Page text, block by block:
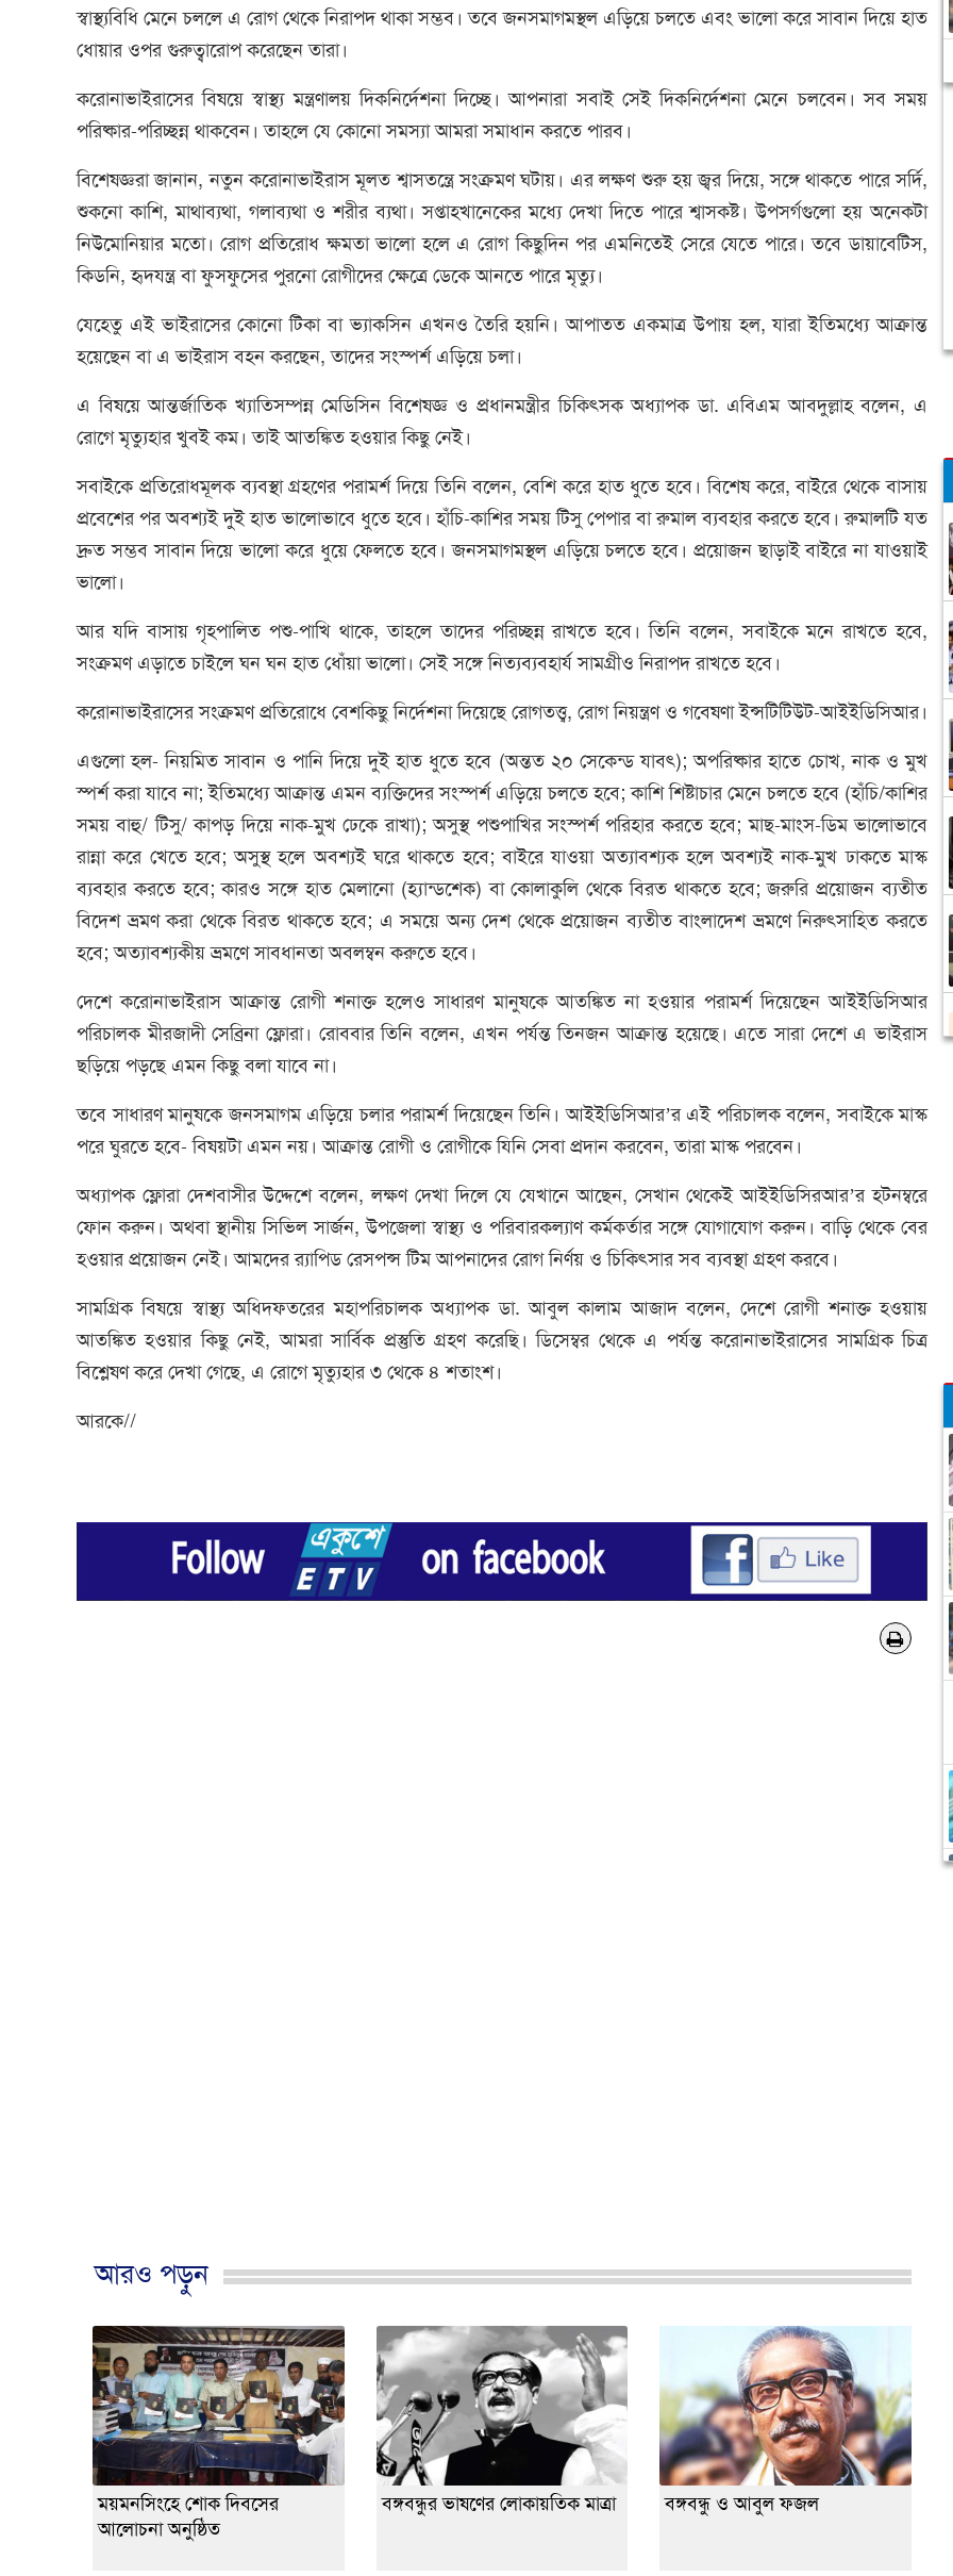
স্বাস্থ্যবিধি মেনে চললে এ রোগ থেকে নিরাপদ থাকা সম্ভব। তবে জনসমাগমস্থল এড়িয়ে চলতে এবং ভালো করে সাবান দিয়ে হাত
ধোয়ার ওপর গুরুত্বারোপ করেছেন তারা।
করোনাভাইরাসের বিষয়ে স্বাস্থ্য মন্ত্রণালয় দিকনির্দেশনা দিচ্ছে। আপনারা সবাই সেই দিকনির্দেশনা মেনে চলবেন। সব সময়
পরিষ্কার-পরিচ্ছন্ন থাকবেন। তাহলে যে কোনো সমস্যা আমরা সমাধান করতে পারব।
বিশেষজ্ঞরা জানান, নতুন করোনাভাইরাস মূলত শ্বাসতন্ত্রে সংক্রমণ ঘটায়। এর লক্ষণ শুরু হয় জ্বর দিয়ে, সঙ্গে থাকতে পারে সর্দি,
শুকনো কাশি, মাথাব্যথা, গলাব্যথা ও শরীর ব্যথা। সপ্তাহখানেকের মধ্যে দেখা দিতে পারে শ্বাসকষ্ট। উপসর্গগুলো হয় অনেকটা
নিউমোনিয়ার মতো। রোগ প্রতিরোধ ক্ষমতা ভালো হলে এ রোগ কিছুদিন পর এমনিতেই সেরে যেতে পারে। তবে ডায়াবেটিস,
কিডনি, হৃদযন্ত্র বা ফুসফুসের পুরনো রোগীদের ক্ষেত্রে ডেকে আনতে পারে মৃত্যু।
যেহেতু এই ভাইরাসের কোনো টিকা বা ভ্যাকসিন এখনও তৈরি হয়নি। আপাতত একমাত্র উপায় হল, যারা ইতিমধ্যে আক্রান্ত
হয়েছেন বা এ ভাইরাস বহন করছেন, তাদের সংস্পর্শ এড়িয়ে চলা।
এ বিষয়ে আন্তর্জাতিক খ্যাতিসম্পন্ন মেডিসিন বিশেষজ্ঞ ও প্রধানমন্ত্রীর চিকিৎসক অধ্যাপক ডা. এবিএম আবদুল্লাহ বলেন, এ
রোগে মৃত্যুহার খুবই কম। তাই আতঙ্কিত হওয়ার কিছু নেই।
সবাইকে প্রতিরোধমূলক ব্যবস্থা গ্রহণের পরামর্শ দিয়ে তিনি বলেন, বেশি করে হাত ধুতে হবে। বিশেষ করে, বাইরে থেকে বাসায়
প্রবেশের পর অবশ্যই দুই হাত ভালোভাবে ধুতে হবে। হাঁচি-কাশির সময় টিসু পেপার বা রুমাল ব্যবহার করতে হবে। রুমালটি যত
দ্রুত সম্ভব সাবান দিয়ে ভালো করে ধুয়ে ফেলতে হবে। জনসমাগমস্থল এড়িয়ে চলতে হবে। প্রয়োজন ছাড়াই বাইরে না যাওয়াই
ভালো।
আর যদি বাসায় গৃহপালিত পশু-পাখি থাকে, তাহলে তাদের পরিচ্ছন্ন রাখতে হবে। তিনি বলেন, সবাইকে মনে রাখতে হবে,
সংক্রমণ এড়াতে চাইলে ঘন ঘন হাত ধোঁয়া ভালো। সেই সঙ্গে নিত্যব্যবহার্য সামগ্রীও নিরাপদ রাখতে হবে।
করোনাভাইরাসের সংক্রমণ প্রতিরোধে বেশকিছু নির্দেশনা দিয়েছে রোগতত্ত্ব, রোগ নিয়ন্ত্রণ ও গবেষণা ইন্সটিটিউট-আইইডিসিআর।
এগুলো হল- নিয়মিত সাবান ও পানি দিয়ে দুই হাত ধুতে হবে (অন্তত ২০ সেকেন্ড যাবৎ); অপরিষ্কার হাতে চোখ, নাক ও মুখ
স্পর্শ করা যাবে না; ইতিমধ্যে আক্রান্ত এমন ব্যক্তিদের সংস্পর্শ এড়িয়ে চলতে হবে; কাশি শিষ্টাচার মেনে চলতে হবে (হাঁচি/কাশির
সময় বাহু/ টিসু/ কাপড় দিয়ে নাক-মুখ ঢেকে রাখা); অসুস্থ পশুপাখির সংস্পর্শ পরিহার করতে হবে; মাছ-মাংস-ডিম ভালোভাবে
রান্না করে খেতে হবে; অসুস্থ হলে অবশ্যই ঘরে থাকতে হবে; বাইরে যাওয়া অত্যাবশ্যক হলে অবশ্যই নাক-মুখ ঢাকতে মাস্ক
ব্যবহার করতে হবে; কারও সঙ্গে হাত মেলানো (হ্যান্ডশেক) বা কোলাকুলি থেকে বিরত থাকতে হবে; জরুরি প্রয়োজন ব্যতীত
বিদেশ ভ্রমণ করা থেকে বিরত থাকতে হবে; এ সময়ে অন্য দেশ থেকে প্রয়োজন ব্যতীত বাংলাদেশ ভ্রমণে নিরুৎসাহিত করতে
হবে; অত্যাবশ্যকীয় ভ্রমণে সাবধানতা অবলম্বন করুতে হবে।
দেশে করোনাভাইরাস আক্রান্ত রোগী শনাক্ত হলেও সাধারণ মানুষকে আতঙ্কিত না হওয়ার পরামর্শ দিয়েছেন আইইডিসিআর
পরিচালক মীরজাদী সেব্রিনা ফ্লোরা। রোববার তিনি বলেন, এখন পর্যন্ত তিনজন আক্রান্ত হয়েছে। এতে সারা দেশে এ ভাইরাস
ছড়িয়ে পড়ছে এমন কিছু বলা যাবে না।
তবে সাধারণ মানুষকে জনসমাগম এড়িয়ে চলার পরামর্শ দিয়েছেন তিনি। আইইডিসিআর’র এই পরিচালক বলেন, সবাইকে মাস্ক
পরে ঘুরতে হবে- বিষয়টা এমন নয়। আক্রান্ত রোগী ও রোগীকে যিনি সেবা প্রদান করবেন, তারা মাস্ক পরবেন।
অধ্যাপক ফ্লোরা দেশবাসীর উদ্দেশে বলেন, লক্ষণ দেখা দিলে যে যেখানে আছেন, সেখান থেকেই আইইডিসিরআর’র হটনম্বরে
ফোন করুন। অথবা স্থানীয় সিভিল সার্জন, উপজেলা স্বাস্থ্য ও পরিবারকল্যাণ কর্মকর্তার সঙ্গে যোগাযোগ করুন। বাড়ি থেকে বের
হওয়ার প্রয়োজন নেই। আমদের র‌্যাপিড রেসপন্স টিম আপনাদের রোগ নির্ণয় ও চিকিৎসার সব ব্যবস্থা গ্রহণ করবে।
সামগ্রিক বিষয়ে স্বাস্থ্য অধিদফতরের মহাপরিচালক অধ্যাপক ডা. আবুল কালাম আজাদ বলেন, দেশে রোগী শনাক্ত হওয়ায়
আতঙ্কিত হওয়ার কিছু নেই, আমরা সার্বিক প্রস্তুতি গ্রহণ করেছি। ডিসেম্বর থেকে এ পর্যন্ত করোনাভাইরাসের সামগ্রিক চিত্র
বিশ্লেষণ করে দেখা গেছে, এ রোগে মৃত্যুহার ৩ থেকে ৪ শতাংশ।
আরকে//
আরও পড়ুন
ময়মনসিংহে শোক দিবসের
আলোচনা অনুষ্ঠিত
বঙ্গবন্ধুর ভাষণের লোকায়তিক মাত্রা বঙ্গবন্ধু ও আবুল ফজল